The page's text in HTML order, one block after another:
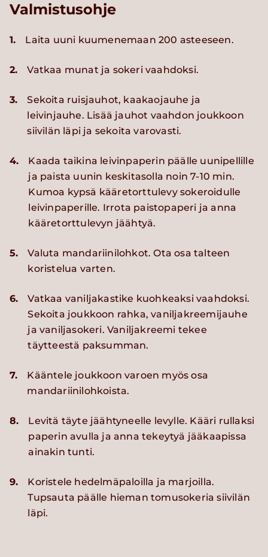
Valmistusohje
1. Laita uuni kuumenemaan 200 asteeseen.
2. Vatkaa munat ja sokeri vaahdoksi.
3.
Sekoita ruisjauhot, kaakaojauhe ja
leivinjauhe. Lisää jauhot vaahdon joukkoon
siivilän läpi ja sekoita varovasti.
4.
Kaada taikina leivinpaperin päälle uunipellille
ja paista uunin keskitasolla noin 7-10 min.
Kumoa kypsä kääretorttulevy sokeroidulle
leivinpaperille. Irrota paistopaperi ja anna
kääretorttulevyn jäähtyä.
5.
Valuta mandariinilohkot. Ota osa talteen
koristelua varten.
6.
Vatkaa vaniljakastike kuohkeaksi vaahdoksi.
Sekoita joukkoon rahka, vaniljakreemijauhe
ja vaniljasokeri. Vaniljakreemi tekee
täytteestä paksumman.
7.
Kääntele joukkoon varoen myös osa
mandariinilohkoista.
8.
Levitä täyte jäähtyneelle levylle. Kääri rullaksi
paperin avulla ja anna tekeytyä jääkaapissa
ainakin tunti.
9.
Koristele hedelmäpaloilla ja marjoilla.
Tupsauta päälle hieman tomusokeria siivilän
läpi.